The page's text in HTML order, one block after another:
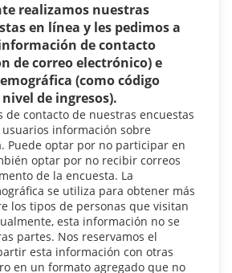
realizamos nuestras
en línea y les pedimos a
de contacto
de correo electrónico) e
(como código
de ingresos).
de contacto de nuestras encuestas
información sobre
Puede optar por no participar en
optar por no recibir correos
de la encuesta. La
se utiliza para obtener más
los tipos de personas que visitan
esta información no se
partes. Nos reservamos el
esta información con otras
en un formato agregado que no